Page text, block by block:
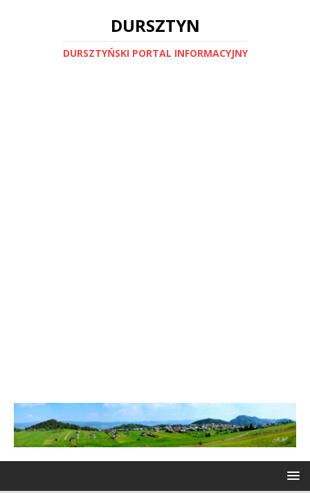
DURSZTYN
DURSZTYŃSKI PORTAL INFORMACYJNY